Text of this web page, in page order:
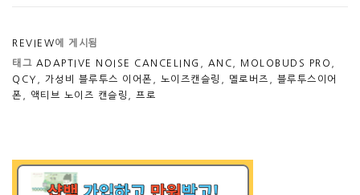
REVIEW에 게시됨
태그 ADAPTIVE NOISE CANCELING ANC MOLOBUDS PRO
QCY
가성비 블루투스 이어폰 노이즈캔슬링 멜로버즈
블루투스이어
폰
액티브 노이즈 캔슬링 프로